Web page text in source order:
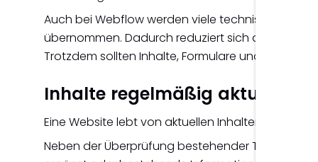
Auch bei Webflow werden viele technische
übernommen. Dadurch reduziert sich der
Trotzdem sollten Inhalte, Formulare und SEO
Inhalte regelmäßig
Eine Website lebt von aktuellen Inhalten.
Neben der Überprüfung bestehender Texte